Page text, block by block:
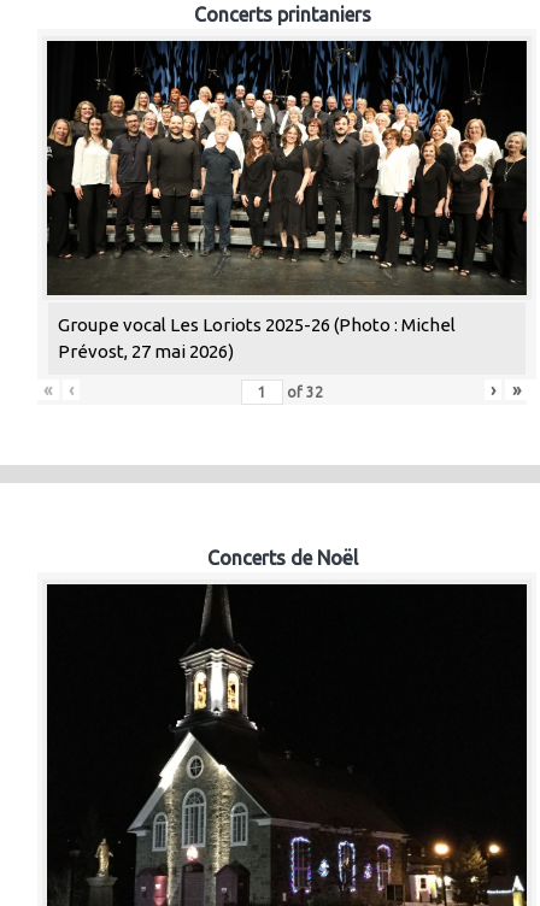
Concerts printaniers
Groupe vocal Les Loriots 2025-26 (Photo : Michel
Prévost, 27 mai 2026)
«
‹ of 32 › »
Concerts de Noël